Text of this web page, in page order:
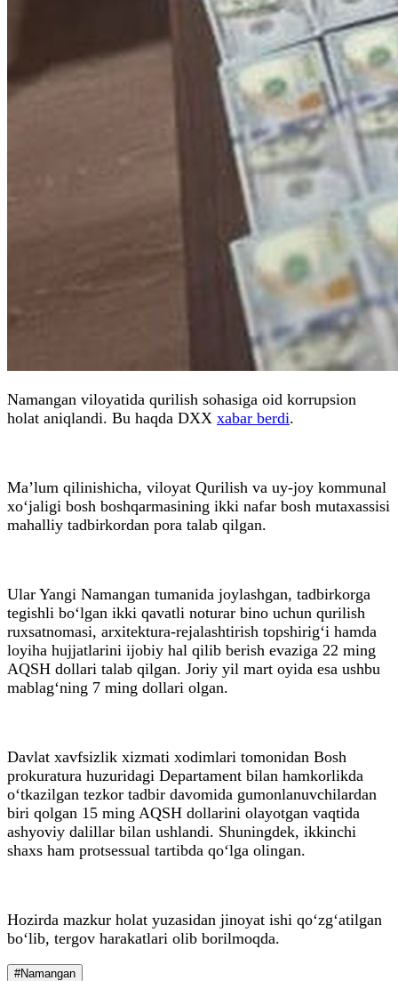
Namangan viloyatida qurilish sohasiga oid korrupsion
holat aniqlandi. Bu haqda DXX xabar berdi.
Ma’lum qilinishicha, viloyat Qurilish va uy-joy kommunal
xo‘jaligi bosh boshqarmasining ikki nafar bosh mutaxassisi
mahalliy tadbirkordan pora talab qilgan.
Ular Yangi Namangan tumanida joylashgan, tadbirkorga
tegishli bo‘lgan ikki qavatli noturar bino uchun qurilish
ruxsatnomasi, arxitektura-rejalashtirish topshirig‘i hamda
loyiha hujjatlarini ijobiy hal qilib berish evaziga 22 ming
AQSH dollari talab qilgan. Joriy yil mart oyida esa ushbu
mablag‘ning 7 ming dollari olgan.
Davlat xavfsizlik xizmati xodimlari tomonidan Bosh
prokuratura huzuridagi Departament bilan hamkorlikda
o‘tkazilgan tezkor tadbir davomida gumonlanuvchilardan
biri qolgan 15 ming AQSH dollarini olayotgan vaqtida
ashyoviy dalillar bilan ushlandi. Shuningdek, ikkinchi
shaxs ham protsessual tartibda qo‘lga olingan.
Hozirda mazkur holat yuzasidan jinoyat ishi qo‘zg‘atilgan
bo‘lib, tergov harakatlari olib borilmoqda.
#Namangan